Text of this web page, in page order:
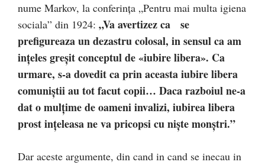
nume Markov, la conferința „Pentru mai multa igiena
sociala” din 1924: „Va avertizez ca se
prefigureaza un dezastru colosal, in sensul ca am
ințeles greșit conceptul de «iubire libera». Ca
urmare, s-a dovedit ca prin aceasta iubire libera
comuniștii au tot facut copii… Daca razboiul ne-a
dat o mulțime de oameni invalizi, iubirea libera
prost ințeleasa ne va pricopsi cu niște monștri.”
Dar aceste argumente, din cand in cand se inecau in